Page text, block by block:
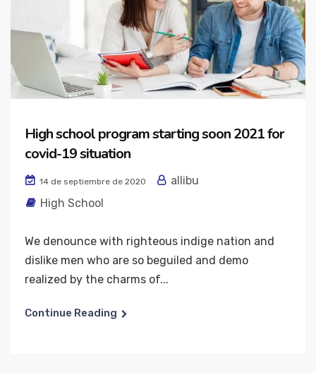
High school program starting soon 2021 for
covid-19 situation
14 de septiembre de 2020
allibu
High School
We denounce with righteous indige nation and
dislike men who are so beguiled and demo
realized by the charms of...
Continue Reading